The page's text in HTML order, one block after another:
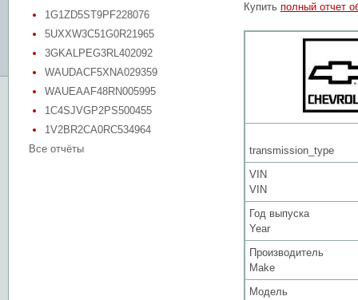
1G1ZD5ST9PF228076
5UXXW3C51G0R21965
3GKALPEG3RL402092
WAUDACF5XNA029359
WAUEAAF48RN005995
1C4SJVGP2PS500455
1V2BR2CA0RC534964
Все отчёты
Купить полный отчет
transmission_type
VIN
VIN
Год выпуска
Year
Производитель
Make
Модель